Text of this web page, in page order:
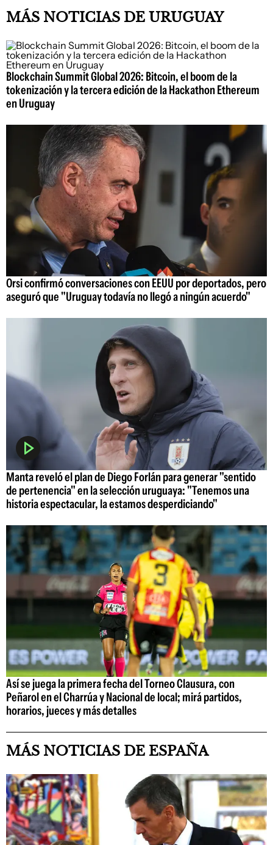
MÁS NOTICIAS DE URUGUAY
Blockchain Summit Global 2026: Bitcoin, el boom de la
tokenización y la tercera edición de la Hackathon Ethereum
en Uruguay
Orsi confirmó conversaciones con EEUU por deportados, pero
aseguró que "Uruguay todavía no llegó a ningún acuerdo"
Manta reveló el plan de Diego Forlán para generar "sentido
de pertenencia" en la selección uruguaya: "Tenemos una
historia espectacular, la estamos desperdiciando"
Así se juega la primera fecha del Torneo Clausura, con
Peñarol en el Charrúa y Nacional de local; mirá partidos,
horarios, jueces y más detalles
MÁS NOTICIAS DE ESPAÑA